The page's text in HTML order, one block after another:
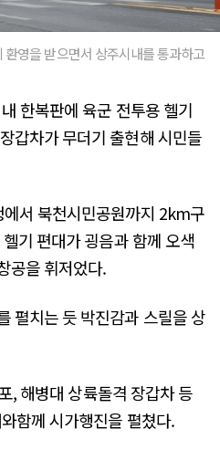
영을 받으면서 상주시내를 통과하고
한복판에 육군 전투용 헬기
갑차가 무더기 출현해 시민들
서 북천시민공원까지 2km구
기 편대가 굉음과 함께 오색
공을 휘저었다.
펼치는 듯 박진감과 스릴을 상
, 해병대 상륙돌격 장갑차 등
함께 시가행진을 펼쳤다.